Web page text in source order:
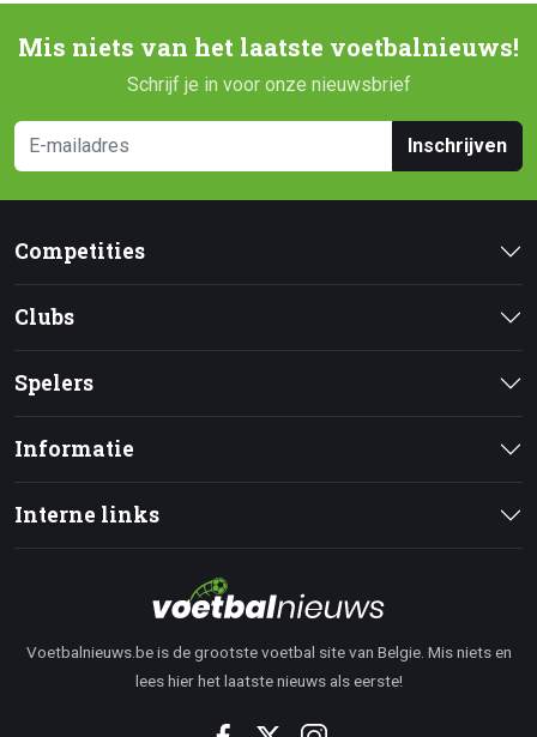
Mis niets van het laatste voetbalnieuws!
Schrijf je in voor onze nieuwsbrief
Inschrijven
Competities
Clubs
Spelers
Informatie
Interne links
Voetbalnieuws.be is de grootste voetbal site van Belgie. Mis niets en
lees hier het laatste nieuws als eerste!